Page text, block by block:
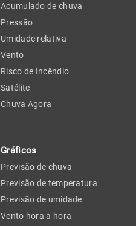
Acumulado de chuva
Pressão
Umidade relativa
Vento
Risco de Incêndio
Satélite
Chuva Agora
Gráficos
Previsão de chuva
Previsão de temperatura
Previsão de umidade
Vento hora a hora